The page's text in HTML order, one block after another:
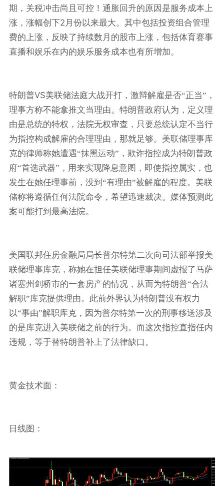
期，关税冲击尚且可控！通胀回升的原因是服务成本上
涨，涨幅创下2 月份以来最大。其中包括投资组合管理
费的上涨，反映了持续数月的股市上涨，包括体育赛事
直播和娱乐在内的娱乐服务成本也有所增加。
特朗普VS美联储法庭大战开打，激辩解雇是否“正当”，
理事方称不能拿推文当理由。特朗普政府认为，定义理
由是总统的特权，法院无权审查，只要总统认定不当行
为指控构成解雇的合理理由，那就足够。美联储理事库
克的律师称她遭遇“抹黑运动”，欺诈指控成为特朗普政
府“首选武器”，用来实现降息意图，即使指控属实，也
发生在她任理事前，没到“有理由”被解雇的程度。美联
储称将遵循任何法院命令，希望迅速裁决。媒体预测此
案可能打到最高法院。
美国联邦住房金融局局长普尔特第二次向司法部举报美
联储理事库克，称她在担任美联储理事期间虚报了马萨
诸塞州剑桥市的一套房产的情况，从而为特朗普“合法
解职”库克提供理由。此前外界认为特朗普没有权力
以“事由”解职库克，因为普尔特第一次的刑事移送涉及
的是库克进入美联储之前的行为。而这次指控直指任内
违规，等于替特朗普补上了法律缺口。
黄金技术面：
日线图：